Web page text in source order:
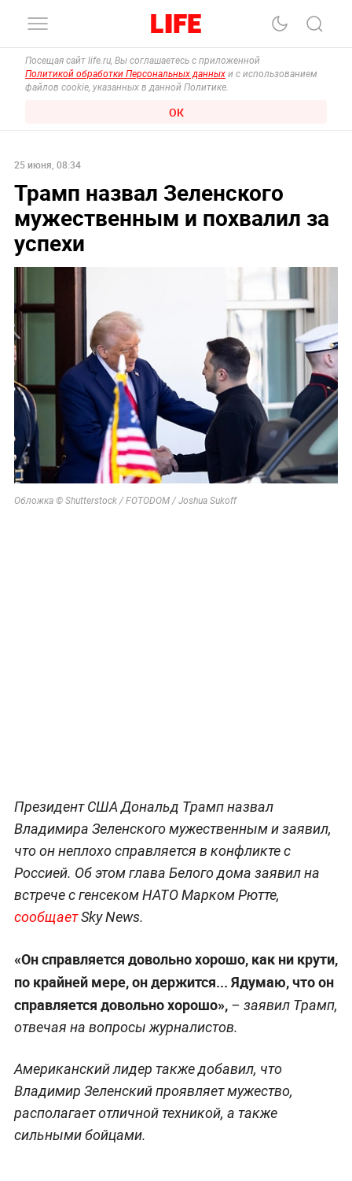
Посещая сайт life.ru, Вы соглашаетесь с приложенной
Политикой обработки Персональных данных и с использованием
файлов cookie, указанных в данной Политике.
ОК
25 июня, 08:34
Трамп назвал Зеленского
мужественным и похвалил за
успехи
Обложка © Shutterstock / FOTODOM / Joshua Sukoff
Президент США Дональд Трамп назвал
Владимира Зеленского мужественным и заявил,
что он неплохо справляется в конфликте с
Россией. Об этом глава Белого дома заявил на
встрече с генсеком НАТО Марком Рютте,
сообщаетSky News.
«Он справляется довольно хорошо, как ни крути,
по крайней мере, он держится... Ядумаю, что он
справляется довольно хорошо»,– заявил Трамп,
отвечая на вопросы журналистов.
Американский лидер также добавил, что
Владимир Зеленский проявляет мужество,
располагает отличной техникой, а также
сильными бойцами.